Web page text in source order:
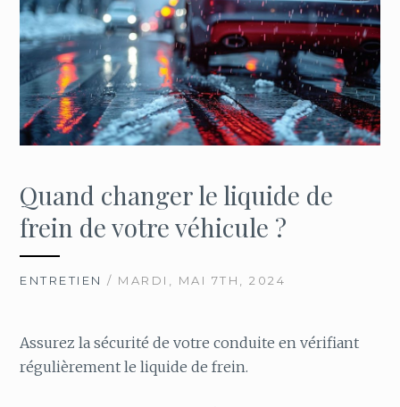
Quand changer le liquide de
frein de votre véhicule ?
ENTRETIEN / MARDI, MAI 7TH, 2024
Assurez la sécurité de votre conduite en vérifiant
régulièrement le liquide de frein.